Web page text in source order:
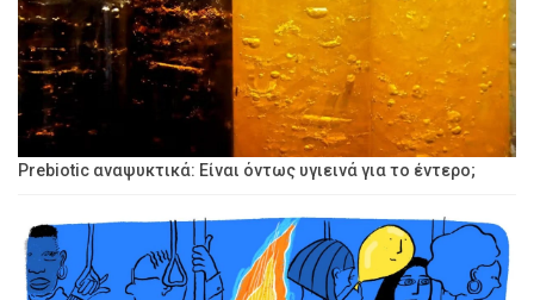
Prebiotic αναψυκτικά: Είναι όντως υγιεινά για το έντερο;